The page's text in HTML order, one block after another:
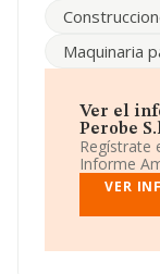
es 4683. La
La empresa
(11500), El
En base a la
sobre 20.345
facturación
y el promedio
las compañías
Cádiz), en la
Maquinaria
Ver el
Perobe
Regístrate
Informe
VER